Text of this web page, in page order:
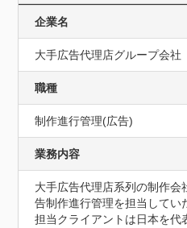
企業名
大手広告代理店グループ会社
職種
制作進行管理(広告)
業務内容
大手広告代理店系列の制作会
告制作進行管理を担当してい
担当クライアントは日本を代